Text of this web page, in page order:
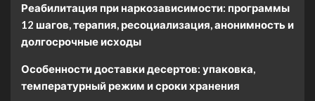
Реабилитация при наркозависимости: программы
12 шагов, терапия, ресоциализация, анонимность и
долгосрочные исходы
Особенности доставки десертов: упаковка,
температурный режим и сроки хранения